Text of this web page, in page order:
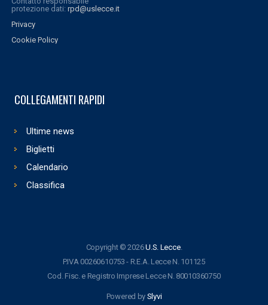
protezione dati: rpd@uslecce.it
Privacy
Cookie Policy
COLLEGAMENTI RAPIDI
Ultime news
Biglietti
Calendario
Classifica
Copyright © 2026U.S. Lecce.
P.IVA 00260610753 - R.E.A. Lecce N. 101125
Cod. Fisc. e Registro Imprese Lecce N. 80010360750
Powered by Slyvi